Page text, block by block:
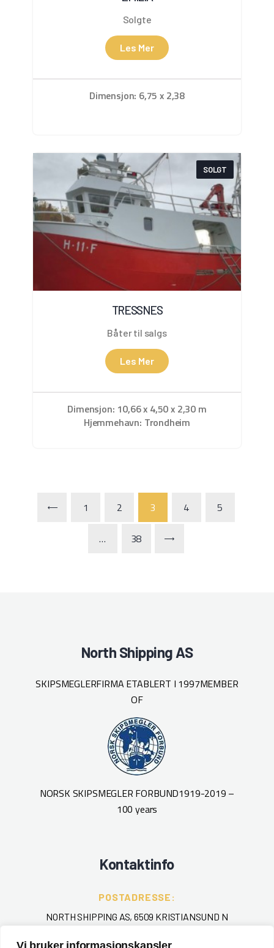
Vi bruker informasjonskapsler
Solgte
Les Mer
Dimensjon: 6,75 x 2,38
SOLGT
TRESSNES
Båter til salgs
Les Mer
Dimensjon: 10,66 x 4,50 x 2,30 m
Hjemmehavn: Trondheim
1 2 3 4 5
… 38
North Shipping AS
SKIPSMEGLERFIRMA ETABLERT I 1997MEMBER
OF
NORSK SKIPSMEGLER FORBUND1919-2019 –
100 years
Kontaktinfo
POSTADRESSE:
NORTH SHIPPING AS, 6509 KRISTIANSUND N
TELEFON: